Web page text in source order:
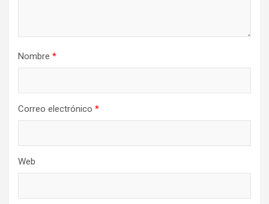
Nombre *
Correo electrónico *
Web